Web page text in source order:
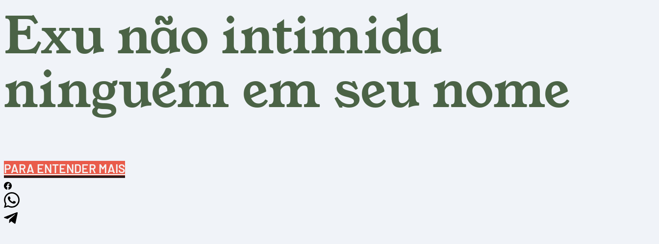
Exu não intimida
ninguém em seu nome
PARA ENTENDER MAIS